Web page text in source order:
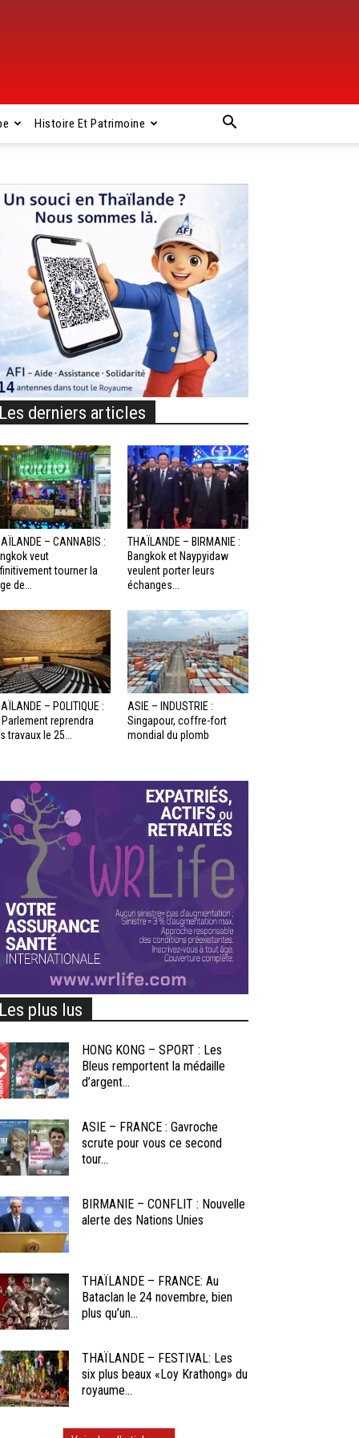
Histoire Et Patrimoine
Les derniers articles
– CANNABIS :
veut
tourner la
de...
THAÏLANDE – BIRMANIE :
Bangkok et Naypyidaw
veulent porter leurs
échanges...
– POLITIQUE :
Parlement reprendra
travaux le 25...
ASIE – INDUSTRIE :
Singapour, coffre-fort
mondial du plomb
Les plus lus
HONG KONG – SPORT : Les
Bleus remportent la médaille
d’argent...
ASIE – FRANCE : Gavroche
scrute pour vous ce second
tour...
BIRMANIE – CONFLIT : Nouvelle
alerte des Nations Unies
THAÏLANDE – FRANCE: Au
Bataclan le 24 novembre, bien
plus qu’un...
THAÏLANDE – FESTIVAL: Les
six plus beaux «Loy Krathong» du
royaume...